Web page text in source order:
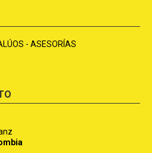
- ASESORÍAS